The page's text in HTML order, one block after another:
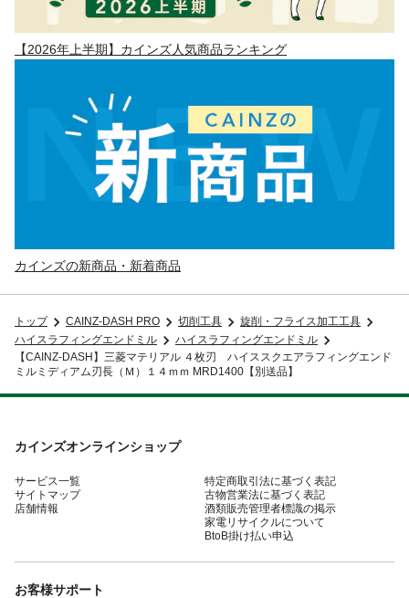
【2026年上半期】カインズ人気商品ランキング
カインズの新商品・新着商品
トップ CAINZ-DASH PRO 切削工具
旋削・フライス加工工具
ハイスラフィングエンドミル
ハイスラフィングエンドミル
【CAINZ-DASH】三菱マテリアル ４枚刃 ハイススクエアラフィングエンド
ミルミディアム刃長（Ｍ）１４ｍｍ MRD1400【別送品】
カインズオンラインショップ
サービス一覧
サイトマップ
店舗情報
特定商取引法に基づく表記
古物営業法に基づく表記
酒類販売管理者標識の掲示
家電リサイクルについて
BtoB掛け払い申込
お客様サポート